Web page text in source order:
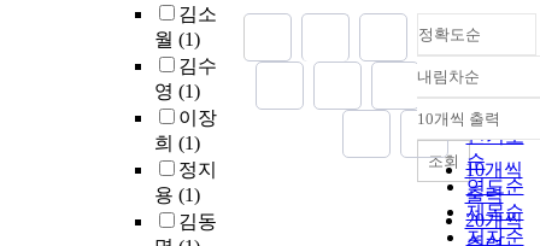
김소
월 (1)
김수
영 (1)
이장
희 (1)
정지
용 (1)
김동
정확도순
정확도
순
인기도
순
연도순
제목순
저자순
내림차순
내림차
10개씩 출력
10개씩
출력
20개씩
조회